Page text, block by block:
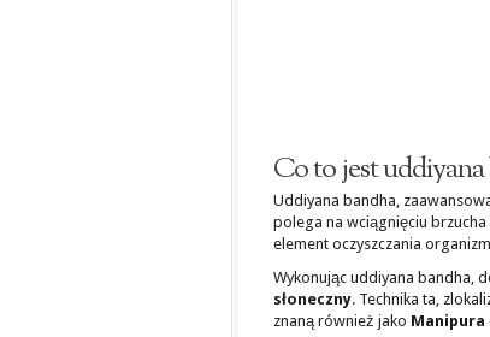
Co to jest
Uddiyana bandha,
polega na wciągnięciu
element oczyszczania
Wykonując uddiyana bandha,
słoneczny. Technika ta,
znaną również jako Manipura